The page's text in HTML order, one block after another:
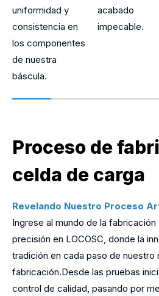
uniformidad y
consistencia en
los componentes
de nuestra
báscula.
acabado
impecable.
Proceso de
celda de carga
Revelando Nuestro Proceso
Ingrese al mundo de la
precisión en LOCOSC, donde la
tradición en cada paso de
fabricación.Desde las pruebas
control de calidad, pasando por